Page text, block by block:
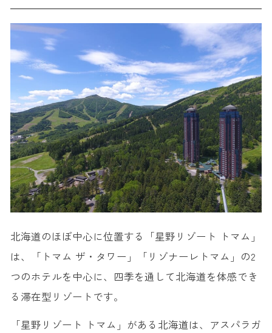
北海道のほぼ中心に位置する「星野リゾート トマム」
は、「トマム ザ・タワー」「リゾナーレトマム」の2
つのホテルを中心に、四季を通して北海道を体感でき
る滞在型リゾートです。
「星野リゾート トマム」がある北海道は、アスパラガ